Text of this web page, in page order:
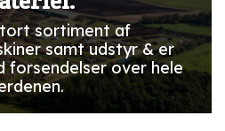
sortiment af
samt udstyr & er
forsendelser over hele